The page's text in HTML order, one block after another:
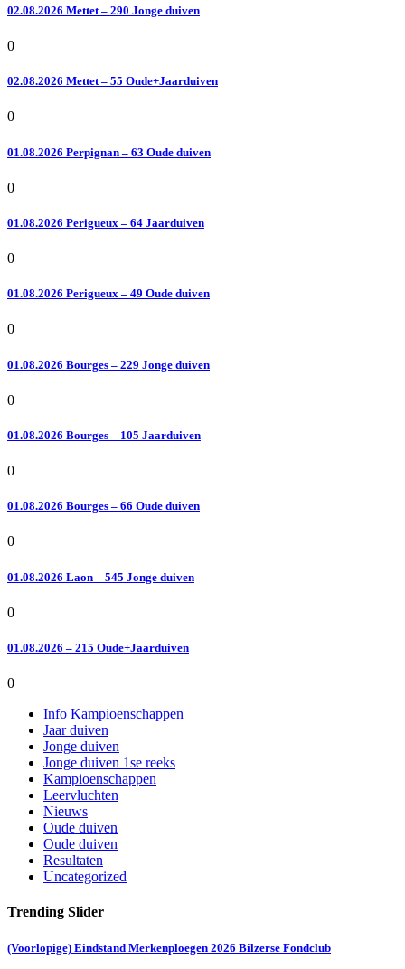
02.08.2026 Mettet – 290 Jonge duiven
0
02.08.2026 Mettet – 55 Oude+Jaarduiven
0
01.08.2026 Perpignan – 63 Oude duiven
0
01.08.2026 Perigueux – 64 Jaarduiven
0
01.08.2026 Perigueux – 49 Oude duiven
0
01.08.2026 Bourges – 229 Jonge duiven
0
01.08.2026 Bourges – 105 Jaarduiven
0
01.08.2026 Bourges – 66 Oude duiven
0
01.08.2026 Laon – 545 Jonge duiven
0
01.08.2026 – 215 Oude+Jaarduiven
0
Info Kampioenschappen
Jaar duiven
Jonge duiven
Jonge duiven 1se reeks
Kampioenschappen
Leervluchten
Nieuws
Oude duiven
Oude duiven
Resultaten
Uncategorized
Trending Slider
(Voorlopige) Eindstand Merkenploegen 2026 Bilzerse Fondclub